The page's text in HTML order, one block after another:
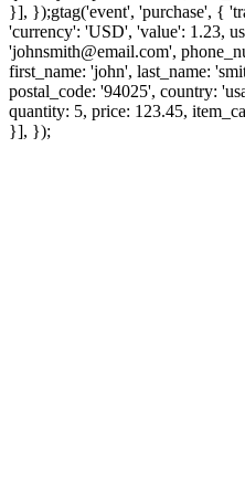
}], });gtag('event', 'purchase', {
'currency': 'USD', 'value': 1.23,
'johnsmith@email.com',
first_name: 'john', last_name:
postal_code: '94025', country:
quantity: 5, price: 123.45,
}], });